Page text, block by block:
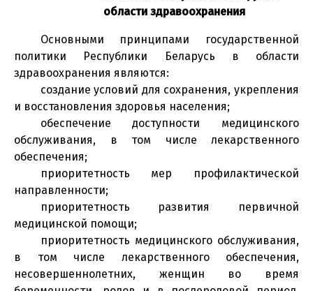
области здравоохранения
Основными принципами государственной
политики Республики Беларусь в области
здравоохранения являются:
создание условий для сохранения, укрепления
и восстановления здоровья населения;
обеспечение доступности медицинского
обслуживания, в том числе лекарственного
обеспечения;
приоритетность мер профилактической
направленности;
приоритетность развития первичной
медицинской помощи;
приоритетность медицинского обслуживания,
в том числе лекарственного обеспечения,
несовершеннолетних, женщин во время